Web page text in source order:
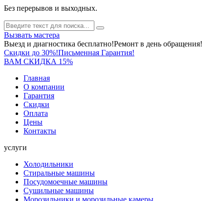
Без перерывов и выходных.
Вызвать мастера
Выезд и диагностика бесплатно!Ремонт в день обращения!
Скидки до 30%!Письменная Гарантия!
ВАМ СКИДКА 15%
Главная
О компании
Гарантия
Скидки
Оплата
Цены
Контакты
услуги
Холодильники
Стиральные машины
Посудомоечные машины
Сушильные машины
Морозильники и морозильные камеры